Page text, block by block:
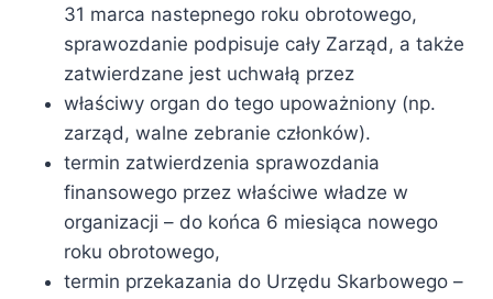
31 marca nastepnego roku obrotowego,
sprawozdanie podpisuje cały Zarząd, a także
zatwierdzane jest uchwałą przez
właściwy organ do tego upoważniony (np.
zarząd, walne zebranie członków).
termin zatwierdzenia sprawozdania
finansowego przez właściwe władze w
organizacji – do końca 6 miesiąca nowego
roku obrotowego,
termin przekazania do Urzędu Skarbowego –